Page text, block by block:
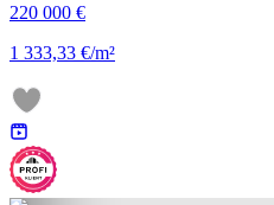
220 000 €
1 333,33 €/m²